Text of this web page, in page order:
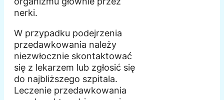
nerki.
W przypadku podejrzenia
przedawkowania należy
niezwłocznie skontaktować
się z lekarzem lub zgłosić się
do najbliższego szpitala.
Leczenie przedawkowania